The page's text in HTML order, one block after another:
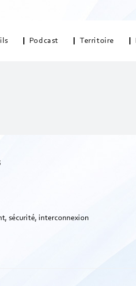
Podcast Territoire
sécurité, interconnexion